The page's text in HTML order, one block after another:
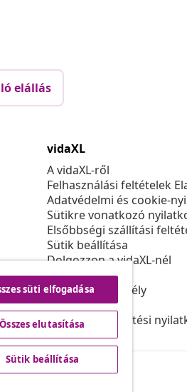
elállás
vidaXL
A vidaXL-ről
Felhasználási feltételek
Adatvédelmi és cookie-
Sütikre vonatkozó
Elsőbbségi szállítási
Sütik beállítása
Dolgozzon a vidaXL-nél
Biztonsági
EU felelős személy
Politikával EPR
Akadálymentesítési
süti elfogadása
Összes elutasítása
Sütik beállítása